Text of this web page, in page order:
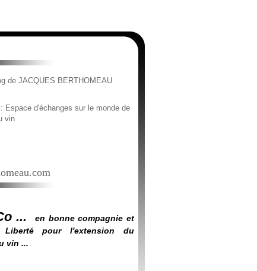
de JACQUES BERTHOMEAU
: Espace d'échanges sur le monde de
vin
...
en bonne compagnie et
pour l'extension du
vin ...